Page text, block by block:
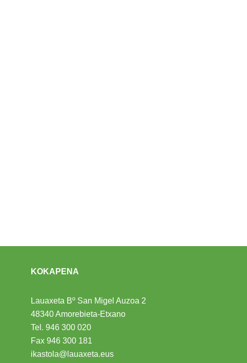
KOKAPENA
Lauaxeta Bº San Migel Auzoa 2
48340 Amorebieta-Etxano
Tel.946 300 020
Fax 946 300 181
ikastola@lauaxeta.eus